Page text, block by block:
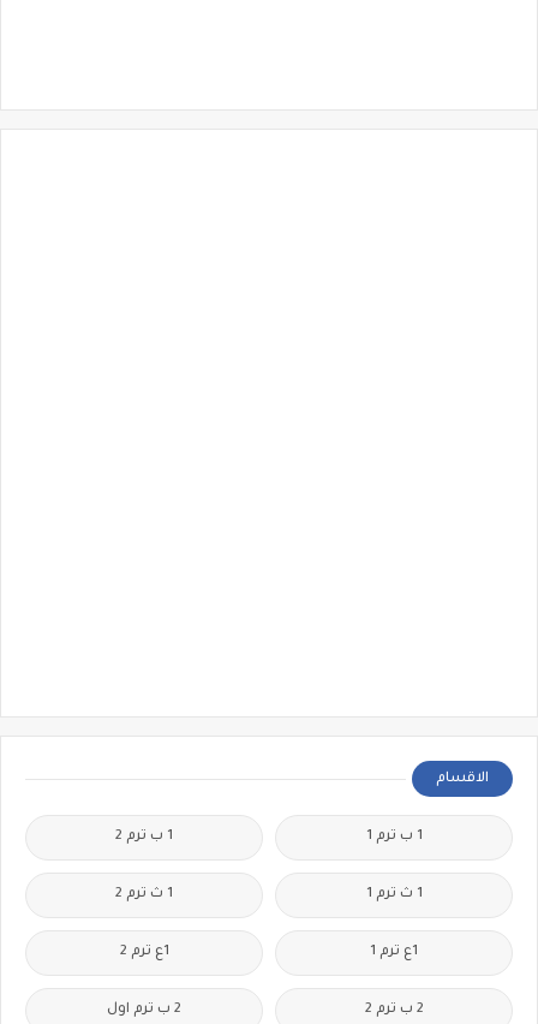
الاقسام
1 ب ترم 1 1 ب ترم 2
1 ث ترم 1 1 ث ترم 2
1ع ترم 1 1ع ترم 2
2 ب ترم 2 2 ب ترم اول